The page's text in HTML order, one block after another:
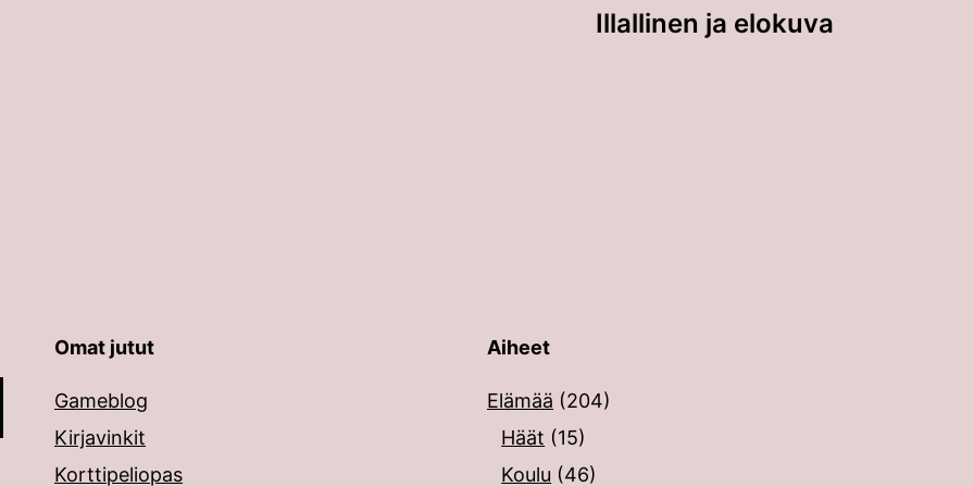
Illallinen ja elokuva
ylös ja alas ja siirtyä halutulle sivulle enterin painalluksella. Kosketusnäytöllisten laitteiden
Omat jutut
Gameblog
Kirjavinkit
Korttipeliopas
Aiheet
Elämää (204)
Häät (15)
Koulu (46)